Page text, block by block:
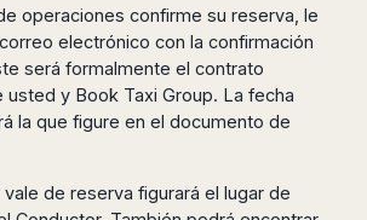
operaciones confirme su reserva, le
electrónico con la confirmación
será formalmente el contrato
usted y Book Taxi Group. La fecha
la que figure en el documento de
de reserva figurará el lugar de